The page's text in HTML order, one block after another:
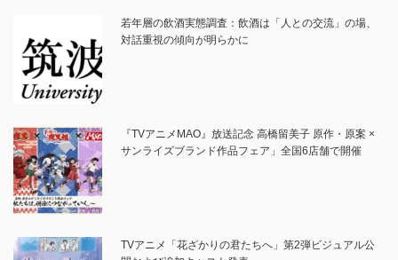
若年層の飲酒実態調査：飲酒は「人との交流」の場、
対話重視の傾向が明らかに
『TVアニメMAO』放送記念 高橋留美子 原作・原案 ×
サンライズブランド作品フェア」全国6店舗で開催
TVアニメ「花ざかりの君たちへ」第2弾ビジュアル公